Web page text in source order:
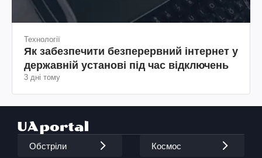
Технології
Як забезпечити безперервний інтернет у
державній установі під час відключень
3 дні тому
Обстріли Космос